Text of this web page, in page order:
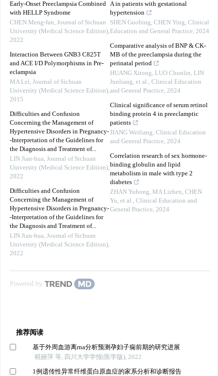
Early-Onset Preeclampsia Combined
with HELLP Syndrome
CHEN Meng-fan, Journal of Sichuan
University (Medical Science Edition),
2022
Interaction Between GNB3 C825T
and ACE I/D Polymorphisms in Pre-
eclampsia
MA Lei, Journal of Sichuan
University (Medical Science Edition),
2015
Difficulties and Confusion
Concerning the Management of
Hypertensive Disorders in Pregnancy-
-Interpretation of the Guidelines for
the Diagnosis and Treatment of...
LIN Jian-hua, Journal of Sichuan
University (Medical Science Edition),
2022
Difficulties and Confusion
Concerning the Management of
Hypertensive Disorders in Pregnancy-
-Interpretation of the Guidelines for
the Diagnosis and Treatment of...
LIN Jian-hua, Journal of Sichuan
University (Medical Science Edition),
2022
A in patients with gestational
hypertension
SHEN Guobing, CHEN Ying, Clinical
Education and General Practice, 2024
Comparative analysis of BNP & CK-
MB of the preeclampsia during the
perinatal period
HUANG Xitong, LUO Chunlin, LIN
Junliang, et al., Clinical Education
and General Practice, 2024
Clinical significance of serum retinol
binding protein 4 in preeclamptic
patients
JIANG Weiliang, Clinical Education
and General Practice, 2024
Correlation research of sex hormone-
binding globulin and lipid
metabolism in male with type 2
diabetes
ZHAN Yuhong, MA Lizhen, CHEN
Yu, et al., Clinical Education and
General Practice, 2024
Powered by
推荐阅读
基于外周血游离rna分析预测孕妇子痫前期的研究进展
税丽萍 等, 四川大学学报(医学版), 2022
1例遗传性异常纤维蛋白原血症的家系分析和诊断报告